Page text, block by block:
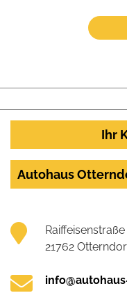
Ihr
Autohaus
Raiffeisenstraße
21762